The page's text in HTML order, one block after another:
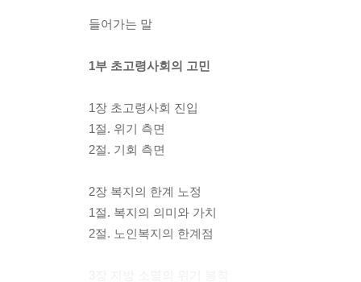
들어가는 말
1부 초고령사회의 고민
1장 초고령사회 진입
1절. 위기 측면
2절. 기회 측면
2장 복지의 한계 노정
1절. 복지의 의미와 가치
2절. 노인복지의 한계점